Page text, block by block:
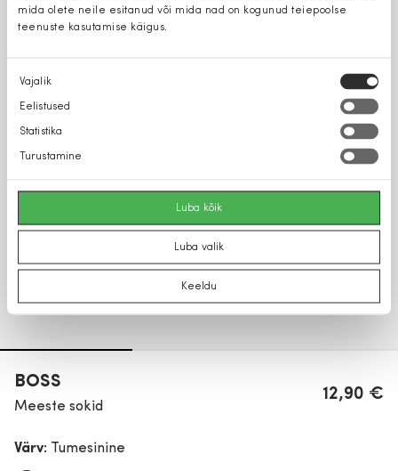
mida olete neile esitanud või mida nad on kogunud teiepoolse
teenuste kasutamise käigus.
Nõusoleku
valik
Vajalik
Eelistused
Statistika
Turustamine
Luba kõik
Luba valik
Keeldu
BOSS
Meeste sokid
12,90 €
Värv: Tumesinine